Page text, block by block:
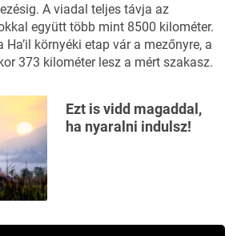
A viadal teljes távja az
együtt több mint 8500 kilométer.
környéki etap vár a mezőnyre, a
373 kilométer lesz a mért szakasz.
Ezt is vidd magaddal,
ha nyaralni indulsz!